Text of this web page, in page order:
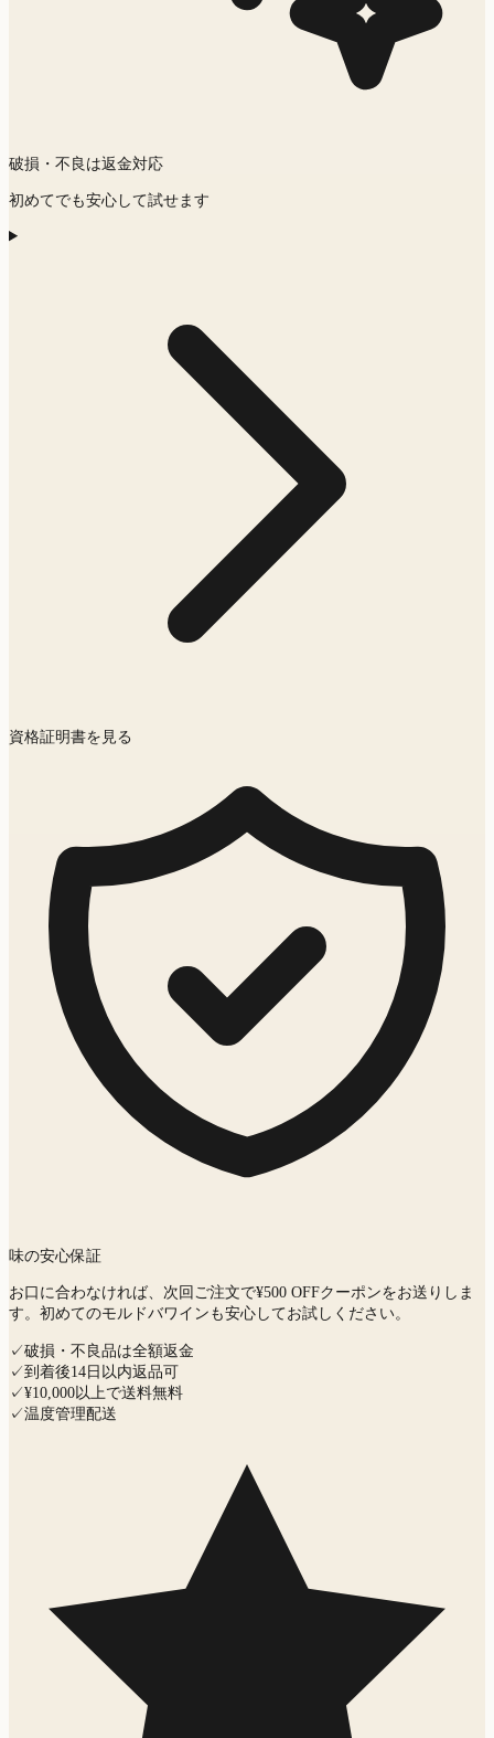
破損・不良は返金対応
初めてでも安心して試せます
資格証明書を見る
味の安心保証
お口に合わなければ、次回ご注文で¥500 OFFクーポンをお送りしま
す。初めてのモルドバワインも安心してお試しください。
✓破損・不良品は全額返金
✓到着後14日以内返品可
✓¥10,000以上で送料無料
✓温度管理配送